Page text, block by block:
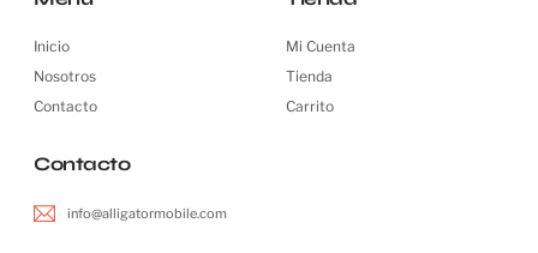
Inicio
Nosotros
Contacto
Mi Cuenta
Tienda
Carrito
Contacto
info@alligatormobile.com